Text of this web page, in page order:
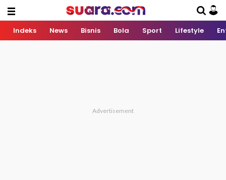
Indeks News Bisnis Bola Sport Lifestyle